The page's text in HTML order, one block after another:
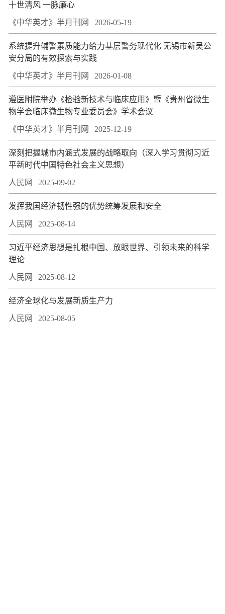
十世清风 一脉廉心
《中华英才》半月刊网 2026-05-19
系统提升辅警素质能力给力基层警务现代化 无锡市新吴公
安分局的有效探索与实践
《中华英才》半月刊网 2026-01-08
遵医附院举办《检验新技术与临床应用》暨《贵州省微生
物学会临床微生物专业委员会》学术会议
《中华英才》半月刊网 2025-12-19
深刻把握城市内涵式发展的战略取向（深入学习贯彻习近
平新时代中国特色社会主义思想）
人民网 2025-09-02
发挥我国经济韧性强的优势统筹发展和安全
人民网 2025-08-14
习近平经济思想是扎根中国、放眼世界、引领未来的科学
理论
人民网 2025-08-12
经济全球化与发展新质生产力
人民网 2025-08-05